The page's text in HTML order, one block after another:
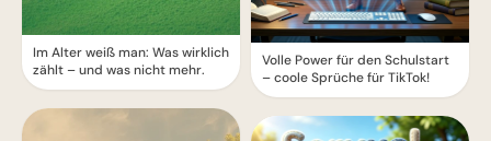
Im Alter weiß man: Was wirklich
zählt – und was nicht mehr.
Volle Power für den Schulstart
– coole Sprüche für TikTok!